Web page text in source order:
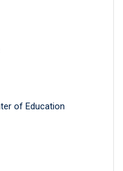
of Education